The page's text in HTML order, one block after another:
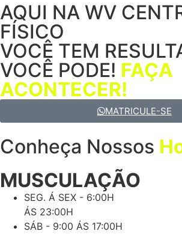
AQUI NA WV
FÍSICO
VOCÊ TEM
VOCÊ PODE! FAÇA
ACONTECER!
MATRICULE-SE
Conheça Nossos
MUSCULAÇÃO
SEG. Á SEX - 6:00H
ÁS 23:00H
SÁB - 9:00 ÁS 17:00H